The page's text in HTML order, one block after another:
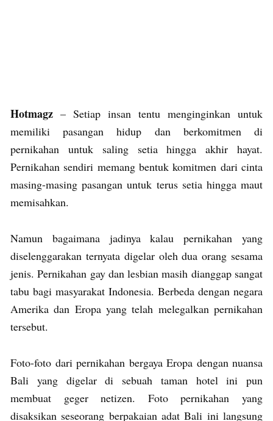
Hotmagz – Setiap insan tentu menginginkan untuk
memiliki pasangan hidup dan berkomitmen di
pernikahan untuk saling setia hingga akhir hayat.
Pernikahan sendiri memang bentuk komitmen dari cinta
masing-masing pasangan untuk terus setia hingga maut
memisahkan.
Namun bagaimana jadinya kalau pernikahan yang
diselenggarakan ternyata digelar oleh dua orang sesama
jenis. Pernikahan gay dan lesbian masih dianggap sangat
tabu bagi masyarakat Indonesia. Berbeda dengan negara
Amerika dan Eropa yang telah melegalkan pernikahan
tersebut.
Foto-foto dari pernikahan bergaya Eropa dengan nuansa
Bali yang digelar di sebuah taman hotel ini pun
membuat geger netizen. Foto pernikahan yang
disaksikan seseorang berpakaian adat Bali ini langsung